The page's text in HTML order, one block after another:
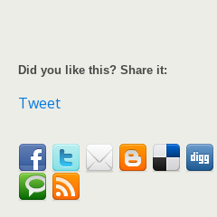
Did you like this? Share it:
Tweet